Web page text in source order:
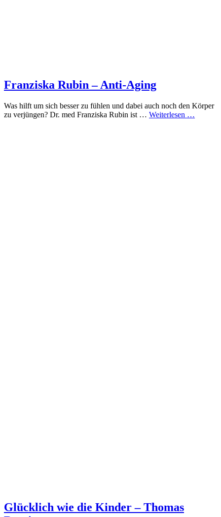
Franziska Rubin – Anti-Aging
Was hilft um sich besser zu fühlen und dabei auch noch den Körper
zu verjüngen? Dr. med Franziska Rubin ist … Weiterlesen …
Glücklich wie die Kinder – Thomas